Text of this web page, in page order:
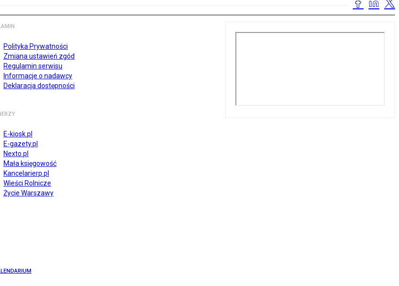
Polityka Prywatności
Zmiana ustawień zgód
Regulamin serwisu
Informacje o nadawcy
Deklaracja dostępności
E-kiosk.pl
E-gazety.pl
Nexto.pl
Mała księgowość
Kancelarierp.pl
Wieści Rolnicze
Życie Warszawy